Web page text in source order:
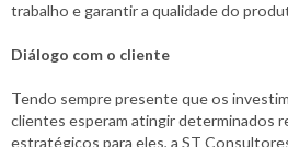
trabalho e garantir a qualidade do
Diálogo com o cliente
Tendo sempre presente que os
clientes esperam atingir determinados
estratégicos para eles, a ST